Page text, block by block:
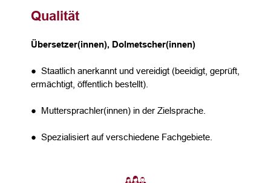
Qualität
Übersetzer(innen), Dolmetscher(innen)
● Staatlich anerkannt und vereidigt (beeidigt, geprüft,
ermächtigt, öffentlich bestellt).
● Muttersprachler(innen) in der Zielsprache.
● Spezialisiert auf verschiedene Fachgebiete.